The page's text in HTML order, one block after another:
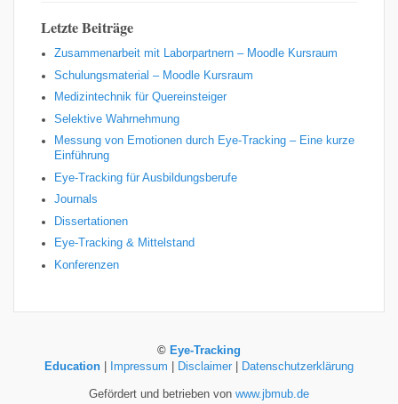
Letzte Beiträge
Zusammenarbeit mit Laborpartnern – Moodle Kursraum
Schulungsmaterial – Moodle Kursraum
Medizintechnik für Quereinsteiger
Selektive Wahrnehmung
Messung von Emotionen durch Eye-Tracking – Eine kurze
Einführung
Eye-Tracking für Ausbildungsberufe
Journals
Dissertationen
Eye-Tracking & Mittelstand
Konferenzen
© Eye-Tracking
Education
Impressum Disclaimer Datenschutzerklärung
Gefördert und betrieben von www.jbmub.de